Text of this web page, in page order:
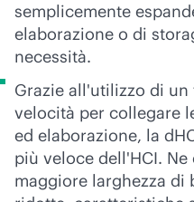
semplicemente
elaborazione o di
necessità.
Grazie all'utilizzo di
velocità per collegare
ed elaborazione, la
più veloce dell'HCI.
maggiore larghezza di